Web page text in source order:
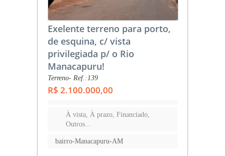
Exelente terreno para porto,
de esquina, c/ vista
privilegiada p/ o Rio
Manacapuru!
Terreno- Ref.:139
R$ 2.100.000,00
À vista, À prazo, Financiado,
Outros...
bairro-Manacapuru-AM